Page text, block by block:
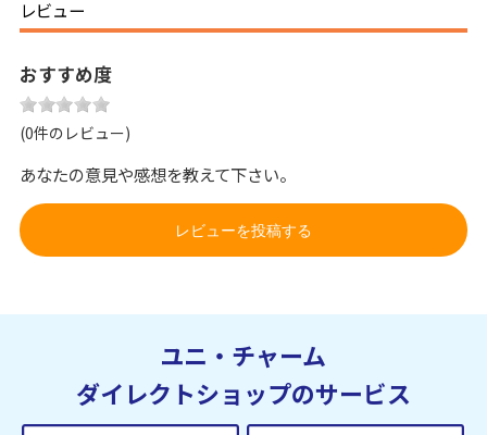
レビュー
おすすめ度
(0件のレビュー)
あなたの意見や感想を教えて下さい。
レビューを投稿する
ユニ・チャーム
ダイレクトショップのサービス